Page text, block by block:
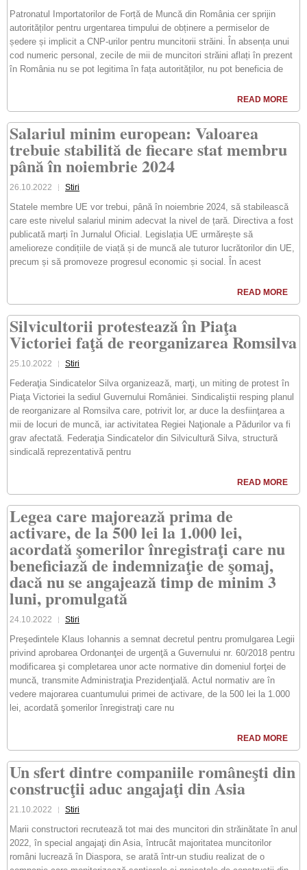
Patronatul Importatorilor de Forță de Muncă din România cer sprijin
autorităților pentru urgentarea timpului de obținere a permiselor de
ședere și implicit a CNP-urilor pentru muncitorii străini. În absența unui
cod numeric personal, zecile de mii de muncitori străini aflați în prezent
în România nu se pot legitima în fața autorităților, nu pot beneficia de
READ MORE
Salariul minim european: Valoarea
trebuie stabilită de fiecare stat membru
până în noiembrie 2024
26.10.2022 Stiri
Statele membre UE vor trebui, până în noiembrie 2024, să stabilească
care este nivelul salariul minim adecvat la nivel de țară. Directiva a fost
publicată marți în Jurnalul Oficial. Legislația UE urmărește să
amelioreze condițiile de viață și de muncă ale tuturor lucrătorilor din UE,
precum și să promoveze progresul economic și social. În acest
READ MORE
Silvicultorii protestează în Piaţa
Victoriei faţă de reorganizarea Romsilva
25.10.2022 Stiri
Federaţia Sindicatelor Silva organizează, marţi, un miting de protest în
Piaţa Victoriei la sediul Guvernului României. Sindicaliştii resping planul
de reorganizare al Romsilva care, potrivit lor, ar duce la desfiinţarea a
mii de locuri de muncă, iar activitatea Regiei Naţionale a Pădurilor va fi
grav afectată. Federaţia Sindicatelor din Silvicultură Silva, structură
sindicală reprezentativă pentru
READ MORE
Legea care majorează prima de
activare, de la 500 lei la 1.000 lei,
acordată şomerilor înregistraţi care nu
beneficiază de indemnizaţie de şomaj,
dacă nu se angajează timp de minim 3
luni, promulgată
24.10.2022 Stiri
Preşedintele Klaus Iohannis a semnat decretul pentru promulgarea Legii
privind aprobarea Ordonanţei de urgenţă a Guvernului nr. 60/2018 pentru
modificarea şi completarea unor acte normative din domeniul forţei de
muncă, transmite Administraţia Prezidenţială. Actul normativ are în
vedere majorarea cuantumului primei de activare, de la 500 lei la 1.000
lei, acordată şomerilor înregistraţi care nu
READ MORE
Un sfert dintre companiile româneşti din
construcţii aduc angajaţi din Asia
21.10.2022 Stiri
Marii constructori recrutează tot mai des muncitori din străinătate în anul
2022, în special angajaţi din Asia, întrucât majoritatea muncitorilor
români lucrează în Diaspora, se arată într-un studiu realizat de o